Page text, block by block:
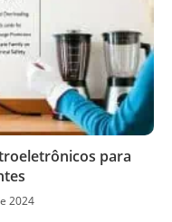
para
2024